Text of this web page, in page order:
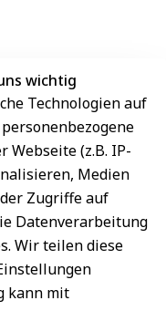
Sie für Details
wichtig
Technologien auf
Webseite (z.B. IP-
Medien
Zugriffe auf
Datenverarbeitung
Wir teilen diese
kann mit